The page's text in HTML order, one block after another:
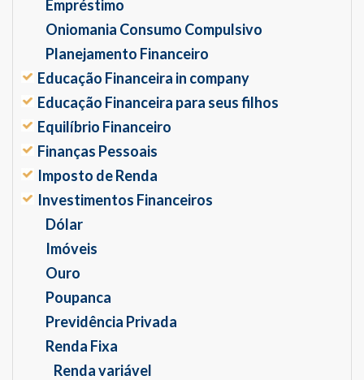
Empréstimo
Oniomania Consumo Compulsivo
Planejamento Financeiro
Educação Financeira in company
Educação Financeira para seus filhos
Equilíbrio Financeiro
Finanças Pessoais
Imposto de Renda
Investimentos Financeiros
Dólar
Imóveis
Ouro
Poupanca
Previdência Privada
Renda Fixa
Renda variável